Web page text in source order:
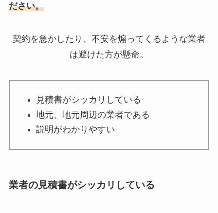
ださい。
契約を急かしたり、不安を煽ってくるような業者
は避けた方が懸命。
見積書がシッカリしている
地元、地元周辺の業者である
説明がわかりやすい
業者の見積書がシッカリしている